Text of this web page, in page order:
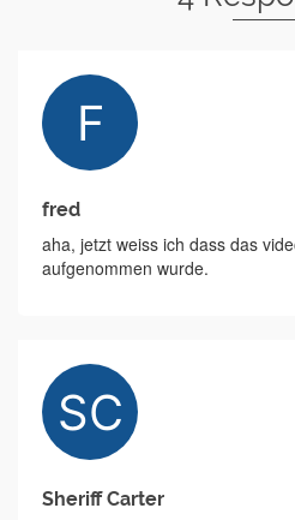
fred
aha, jetzt weiss ich dass das
aufgenommen wurde.
Sheriff Carter